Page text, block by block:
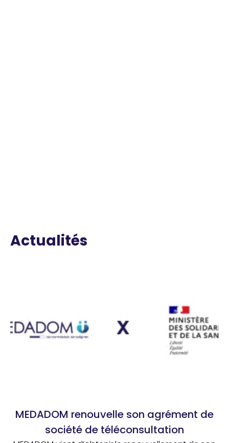
Actualités
MEDADOM renouvelle son agrément de
société de téléconsultation